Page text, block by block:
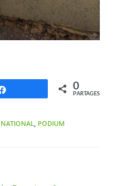
0
PARTAGES
NATIONAL, PODIUM